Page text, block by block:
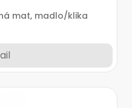
mat, madlo/klika